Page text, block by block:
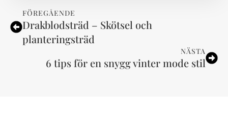
FÖREGÅENDE
Drakblodsträd – Skötsel och
planteringsträd
NÄSTA
6 tips för en snygg vinter mode stil